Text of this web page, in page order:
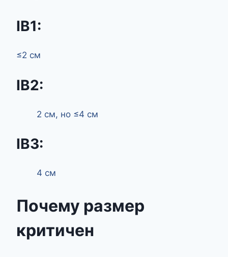
IB1:
≤2 см
IB2:
2 см, но ≤4 см
IB3:
4 см
Почему размер
критичен